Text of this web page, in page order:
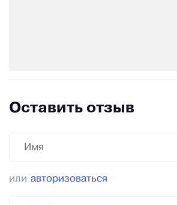
Оставить отзыв
или авторизоваться